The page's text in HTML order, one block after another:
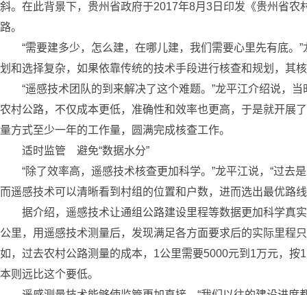
斜。在此背景下，贵州省政府于2017年8月3日印发《贵州省农
路。
“需要建多少，怎么建，在哪儿建，我们需要心里先有底。”
划和选择复杂，如果依靠传统的技术手段进行核查和规划，其
“遥感技术团队的到来解决了这个难题。”龙平江介绍说，当
农村公路，不仅成本更低，准确性和效率也更高，于是就开展
量方式至少一年的工作量，圆满完成核查工作。
适时监管 避免“数据水分”
“除了效率高，遥感技术核查更加科学。”龙平江说，“过去
而遥感技术可以清晰看到村组的位置和户数，进而选出最优路
据介绍，遥感技术让通组公路建设里程等数据更加科学真实
公里，用遥感技术测量后，发现满足各方面要求后的实际里程
如，过去农村公路测量的成本，1公里需要5000元到1万元，
本则远比这个要低。